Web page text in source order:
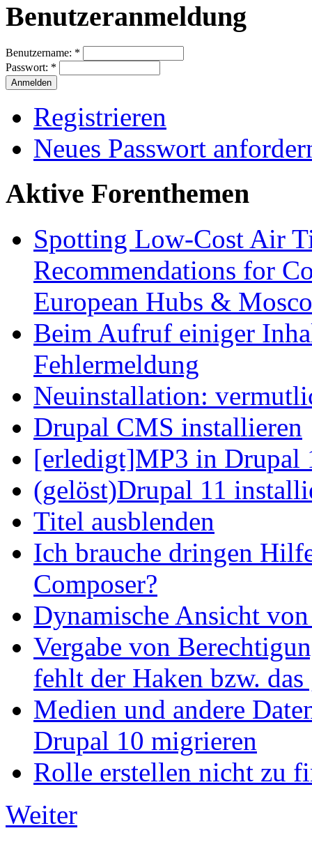
Benutzeranmeldung
Benutzername: *
Passwort: *
Registrieren
Neues Passwort
Aktive Forenthemen
Spotting Low-Cost Air
Recommendations for
European Hubs &
Beim Aufruf einiger
Fehlermeldung
Neuinstallation:
Drupal CMS installieren
[erledigt]MP3 in Drupal
(gelöst)Drupal 11
Titel ausblenden
Ich brauche dringen
Composer?
Dynamische Ansicht
Vergabe von
fehlt der Haken bzw.
Medien und andere
Drupal 10 migrieren
Rolle erstellen nicht zu
Weiter